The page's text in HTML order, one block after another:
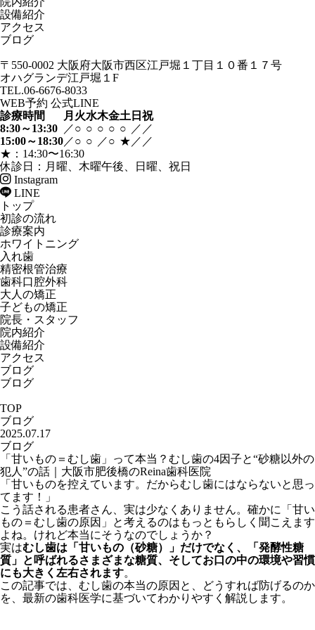
設備紹介
アクセス
ブログ
〒550-0002 大阪府大阪市西区江戸堀１丁目１０番１７号
オハグランデ江戸堀１F
TEL.06-6676-8033
WEB予約 公式LINE
診療時間
月 火水木金土 日祝
8:30～13:30
／○ ○ ○ ○ ○ ／ ／
15:00～18:30／○ ○ ／○ ★ ／ ／
★：14:30〜16:30
休診日：月曜、木曜午後、日曜、祝日
Instagram
LINE
トップ
初診の流れ
診療案内
ホワイトニング
入れ歯
精密根管治療
歯科口腔外科
大人の矯正
子どもの矯正
院長・スタッフ
院内紹介
設備紹介
アクセス
ブログ
ブログ
TOP
ブログ
2025.07.17
ブログ
「甘いもの＝むし歯」って本当？むし歯の4因子と“砂糖以外の
犯人”の話｜大阪市肥後橋のReina歯科医院
「甘いものを控えています。だからむし歯にはならないと思っ
てます！」
こう話される患者さん、実は少なくありません。確かに「甘い
もの＝むし歯の原因」と考えるのはもっともらしく聞こえます
よね。けれど本当にそうなのでしょうか？
実はむし歯は「甘いもの（砂糖）」だけでなく、「発酵性糖
質」と呼ばれるさまざまな糖質、そしてお口の中の環境や習慣
にも大きく左右されます。
この記事では、むし歯の本当の原因と、どうすれば防げるのか
を、最新の歯科医学に基づいてわかりやすく解説します。